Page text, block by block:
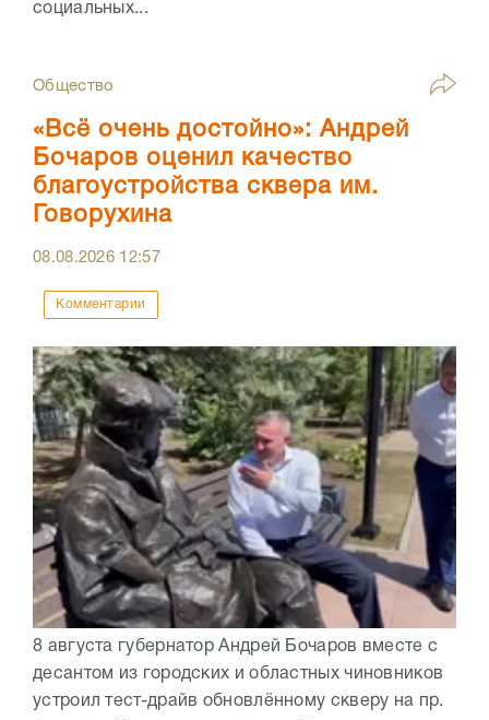
социальных...
Общество
«Всё очень достойно»: Андрей
Бочаров оценил качество
благоустройства сквера им.
Говорухина
08.08.2026 12:57
Комментарии
8 августа губернатор Андрей Бочаров вместе с
десантом из городских и областных чиновников
устроил тест-драйв обновлённому скверу на пр.